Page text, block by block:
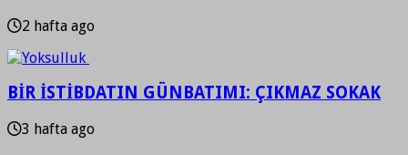
2 hafta ago
BİR İSTİBDATIN GÜNBATIMI: ÇIKMAZ SOKAK
3 hafta ago